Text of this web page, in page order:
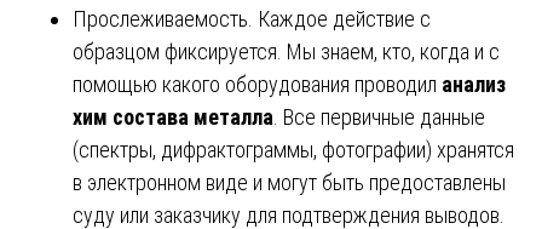
Прослеживаемость. Каждое действие с
образцом фиксируется. Мы знаем, кто, когда и с
помощью какого оборудования проводил анализ
хим состава металла . Все первичные данные
(спектры, дифрактограммы, фотографии) хранятся
в электронном виде и могут быть предоставлены
суду или заказчику для подтверждения выводов.